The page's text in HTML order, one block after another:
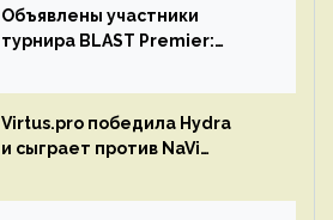
Объявлены участники
турнира BLAST Premier:
Virtus.pro победила Hydra
и сыграет против NaVi